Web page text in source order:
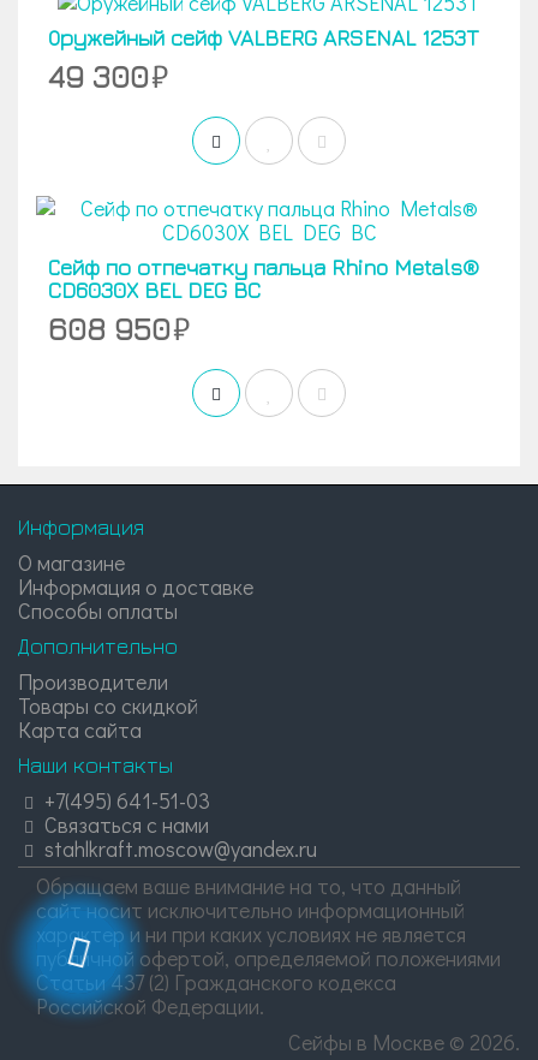
Оружейный сейф VALBERG ARSENAL 1253T
49 300
Сейф по отпечатку пальца Rhino Metals®
CD6030X BEL DEG BC
608 950
Информация
О магазине
Информация о доставке
Способы оплаты
Дополнительно
Производители
Товары со скидкой
Карта сайта
Наши контакты
+7(495) 641-51-03
Связаться с нами
stahlkraft.moscow@yandex.ru
Обращаем ваше внимание на то, что данный
сайт носит исключительно информационный
характер и ни при каких условиях не является
публичной офертой, определяемой положениями
Статьи 437 (2) Гражданского кодекса
Российской Федерации.
Сейфы в Москве © 2026.